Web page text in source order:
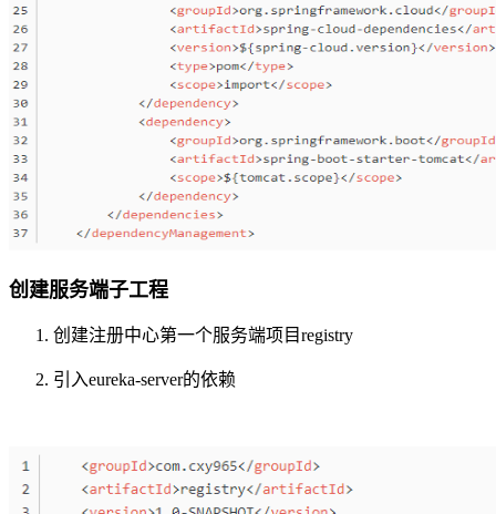
创建服务端子工程
创建注册中心第一个服务端项目registry
引入eureka-server的依赖